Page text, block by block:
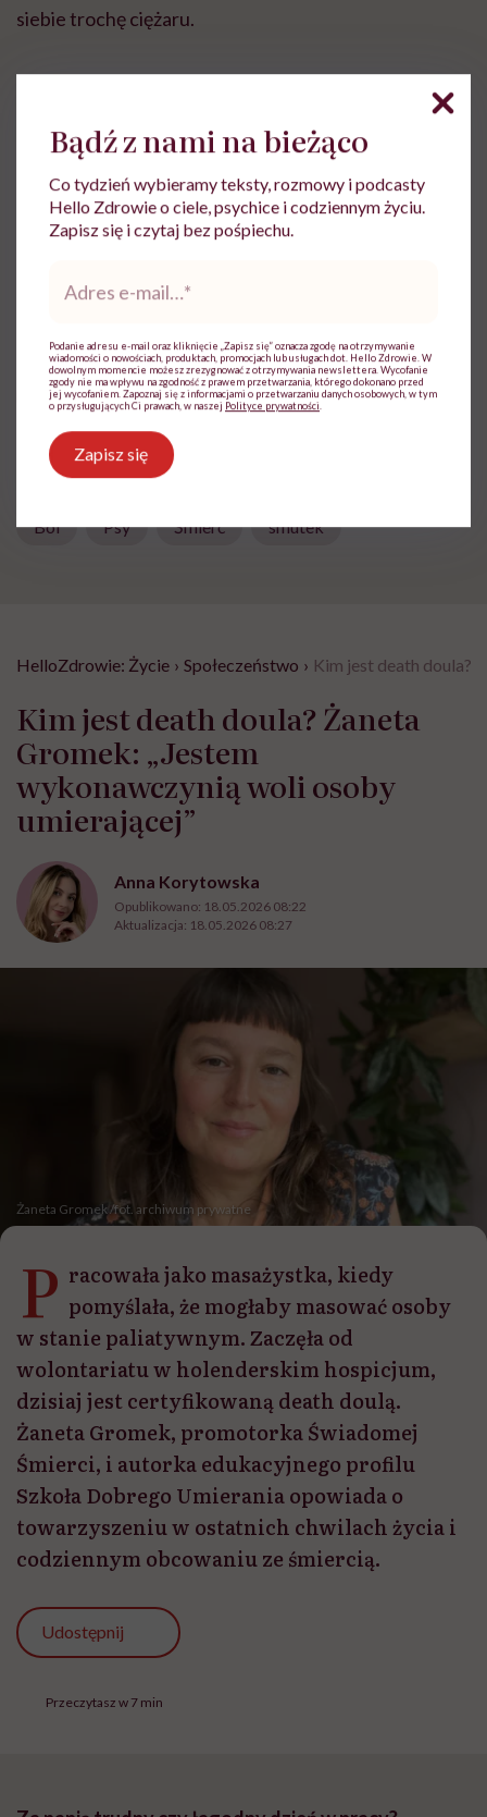
siebie trochę ciężaru.
Dziennikarka, filolożka, politolożka,
reportażystka. Pisze, od kiedy pamięta, a w
Udostępnij
Powiązane tematy:
Ból Psy Śmierć smutek
HelloZdrowie: Życie › Społeczeństwo › Kim jest death doula?
Kim jest death doula? Żaneta
Gromek: „Jestem
wykonawczynią woli osoby
umierającej”
Anna Korytowska
Opublikowano: 18.05.2026 08:22
Aktualizacja: 18.05.2026 08:27
Żaneta Gromek /fot. archiwum prywatne
P racowała jako masażystka, kiedy
pomyślała, że mogłaby masować osoby
w stanie paliatywnym. Zaczęła od
wolontariatu w holenderskim hospicjum,
dzisiaj jest certyfikowaną death doulą.
Żaneta Gromek, promotorka Świadomej
Śmierci, i autorka edukacyjnego profilu
Szkoła Dobrego Umierania opowiada o
towarzyszeniu w ostatnich chwilach życia i
codziennym obcowaniu ze śmiercią.
Udostępnij
Przeczytasz w 7 min
Bądź z nami na bieżąco
Co tydzień wybieramy teksty, rozmowy i podcasty
Hello Zdrowie o ciele, psychice i codziennym życiu.
Zapisz się i czytaj bez pośpiechu.
mail*
Podanie adresu e-mail oraz kliknięcie „Zapisz się” oznacza zgodę na otrzymywanie
wiadomości o nowościach, produktach, promocjach lub usługach dot. Hello Zdrowie. W
dowolnym momencie możesz zrezygnować z otrzymywania newslettera. Wycofanie
zgody nie ma wpływu na zgodność z prawem przetwarzania, którego dokonano przed
jej wycofaniem. Zapoznaj się z informacjami o przetwarzaniu danych osobowych, w tym
o przysługujących Ci prawach, w naszej Polityce prywatności
Zapisz się